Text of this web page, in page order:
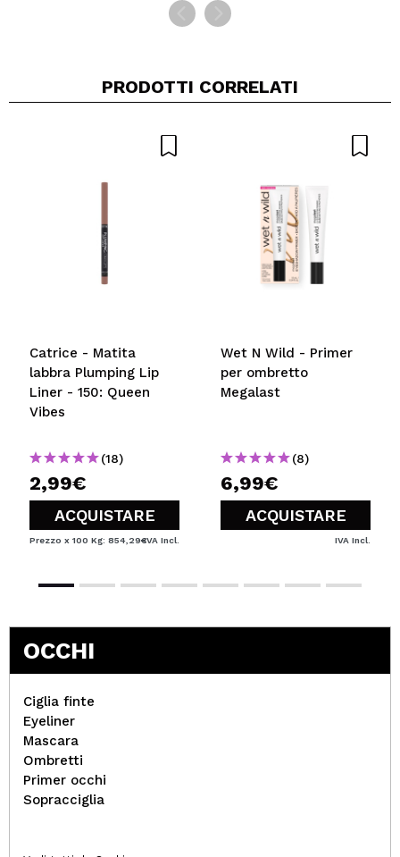
PRODOTTI CORRELATI
Catrice - Matita
labbra Plumping Lip
Liner - 150: Queen
Vibes
(18)
2,99€
ACQUISTARE
Prezzo x 100 Kg: 854,29€IVA Incl.
Wet N Wild - Primer
per ombretto
Megalast
(8)
6,99€
ACQUISTARE
IVA Incl.
OCCHI
Ciglia finte
Eyeliner
Mascara
Ombretti
Primer occhi
Sopracciglia